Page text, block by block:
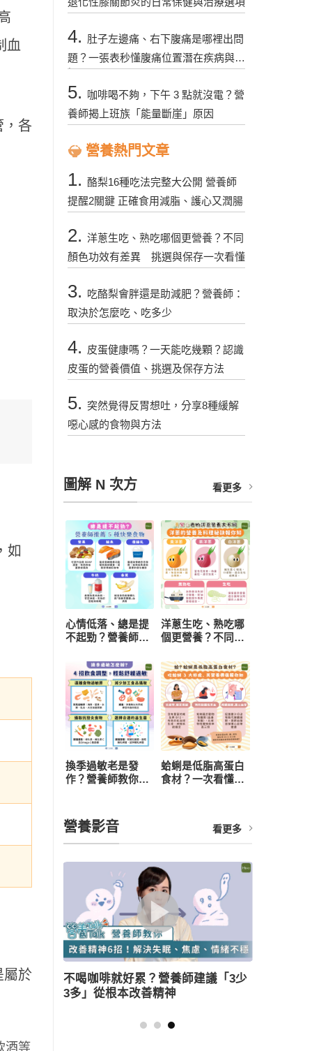
血
，各
如
屬於
酒等
4. 肚子左邊痛、右下腹痛是哪裡出問
題？一張表秒懂腹痛位置潛在疾病與警
訊
5.
咖啡喝不夠，下午 3 點就沒電？營
養師揭上班族「能量斷崖」原因
營養熱門文章
1. 酪梨16種吃法完整大公開 營養師
提醒2關鍵 正確食用減脂、護心又潤腸
2. 洋蔥生吃、熟吃哪個更營養？不同
顏色功效有差異 挑選與保存一次看懂
3. 吃酪梨會胖還是助減肥？營養師：
取決於怎麼吃、吃多少
4. 皮蛋健康嗎？一天能吃幾顆？認識
皮蛋的營養價值、挑選及保存方法
5. 突然覺得反胃想吐，分享8種緩解
噁心感的食物與方法
圖解 N 次方 看更多
心情低落、總是提
不起勁？營養師推
研究：每天一把堅
果有助降低憂鬱風
險
洋蔥生吃、熟吃哪
個更營養？不同顏
選與保存一次看懂
換季過敏老是發
作？營養師教你從
蛤蜊是低脂高蛋白
食材？一次看懂營
營養影音 看更多
薑母鴨怎麼吃健康無負擔？營養師教
三大美味訣竅
「3少